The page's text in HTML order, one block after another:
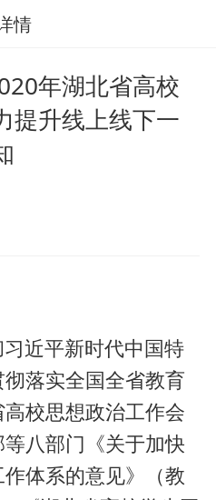
情
年湖北省高校
提升线上线下一
近平新时代中国特
落实全国全省教育
校思想政治工作会
八部门《关于加快
体系的意见》（教